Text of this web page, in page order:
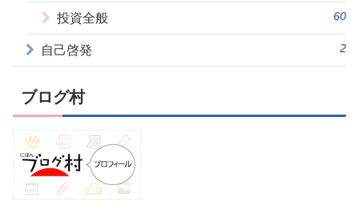
投資全般 60
自己啓発 2
ブログ村